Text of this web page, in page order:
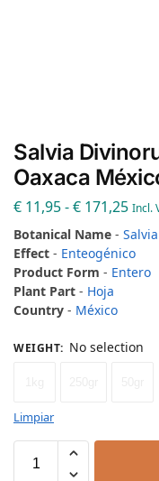
Salvia
Oaxaca
€ 11,95-€ 171,25 Incl.
Botanical Name -
Effect - Enteogénico
Product Form - Entero
Plant Part - Hoja
Country - México
WEIGHT: No selection
Limpiar